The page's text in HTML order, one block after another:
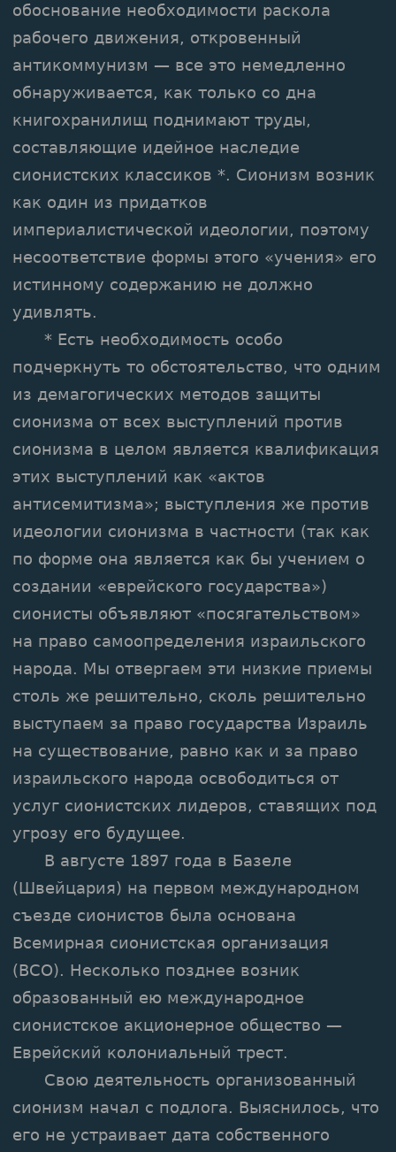
обоснование необходимости раскола
рабочего движения, откровенный
антикоммунизм — все это немедленно
обнаруживается, как только со дна
книгохранилищ поднимают труды,
составляющие идейное наследие
сионистских классиков *. Сионизм возник
как один из придатков
империалистической идеологии, поэтому
несоответствие формы этого «учения» его
истинному содержанию не должно
удивлять.
* Есть необходимость особо
подчеркнуть то обстоятельство, что одним
из демагогических методов защиты
сионизма от всех выступлений против
сионизма в целом является квалификация
этих выступлений как «актов
антисемитизма»; выступления же против
идеологии сионизма в частности (так как
по форме она является как бы учением о
создании «еврейского государства»)
сионисты объявляют «посягательством»
на право самоопределения израильского
народа. Мы отвергаем эти низкие приемы
столь же решительно, сколь решительно
выступаем за право государства Израиль
на существование, равно как и за право
израильского народа освободиться от
услуг сионистских лидеров, ставящих под
угрозу его будущее.
В августе 1897 года в Базеле
(Швейцария) на первом международном
съезде сионистов была основана
Всемирная сионистская организация
(ВСО). Несколько позднее возник
образованный ею международное
сионистское акционерное общество —
Еврейский колониальный трест.
Свою деятельность организованный
сионизм начал с подлога. Выяснилось, что
его не устраивает дата собственного